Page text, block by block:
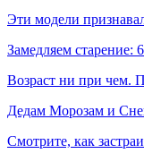
Эти модели
Замедляем старение:
Возраст ни при чем.
Дедам Морозам и
Смотрите, как